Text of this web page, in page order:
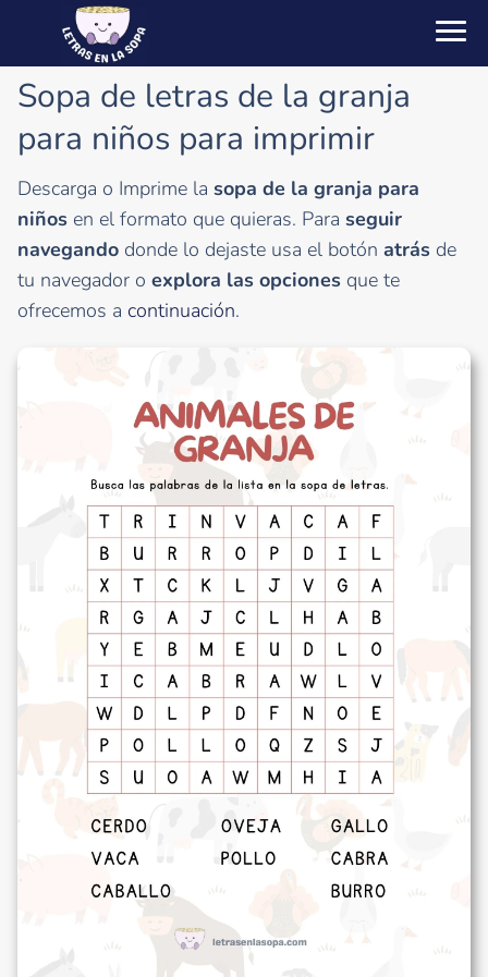
Sopa de letras de la granja
para niños para imprimir
Descarga o Imprime la sopa de la granja para
niños en el formato que quieras. Para seguir
navegando donde lo dejaste usa el botón atrás de
tu navegador o explora las opciones que te
ofrecemos a continuación.